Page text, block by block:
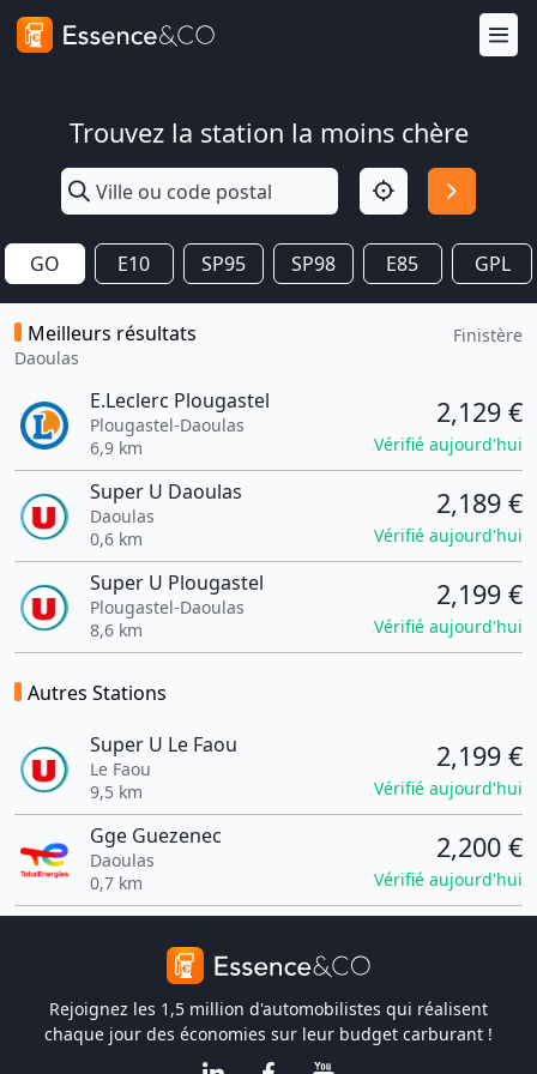
Trouvez la station la moins chère
GO E10 SP95 SP98 E85 GPL
Meilleurs résultats
Daoulas
Finistère
E.Leclerc Plougastel
Plougastel-Daoulas
6,9 km
2,129 €
Vérifié aujourd'hui
Super U Daoulas
Daoulas
0,6 km
2,189 €
Vérifié aujourd'hui
Super U Plougastel
Plougastel-Daoulas
8,6 km
2,199 €
Vérifié aujourd'hui
Autres Stations
Super U Le Faou
Le Faou
9,5 km
2,199 €
Vérifié aujourd'hui
Gge Guezenec
Daoulas
0,7 km
2,200 €
Vérifié aujourd'hui
Rejoignez les 1,5 million d'automobilistes qui réalisent
chaque jour des économies sur leur budget carburant !